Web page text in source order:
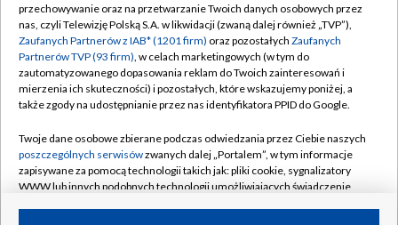
Abonament TVP
Emisja w TVP
Centrum informacji TVP
Naziemna Telewizja Cyfrowa
Rada Programowa
System NOS
Informacje o nadawcy
Regulamin TVP
Polityka prywatności
Moje zgody
Pomoc
Kontakt
Kanały
przechowywanie oraz na przetwarzanie Twoich danych osobowych przez
nas, czyli Telewizję Polską S.A. w likwidacji (zwaną dalej również „TVP”),
Zaufanych Partnerów z IAB* (1201 firm) oraz pozostałych Zaufanych
Partnerów TVP (93 firm), w celach marketingowych (w tym do
zautomatyzowanego dopasowania reklam do Twoich zainteresowań i
mierzenia ich skuteczności) i pozostałych, które wskazujemy poniżej, a
także zgody na udostępnianie przez nas identyfikatora PPID do Google.
Twoje dane osobowe zbierane podczas odwiedzania przez Ciebie naszych
poszczególnych serwisówzwanych dalej „Portalem”, w tym informacje
zapisywane za pomocą technologii takich jak: pliki cookie, sygnalizatory
WWW lub innych podobnych technologii umożliwiających świadczenie